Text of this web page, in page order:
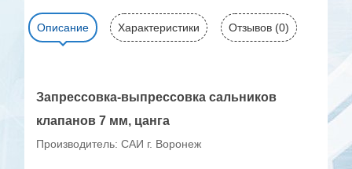
Описание Характеристики Отзывов (0)
Запрессовка-выпрессовка сальников
клапанов 7 мм, цанга
Производитель: САИ г. Воронеж